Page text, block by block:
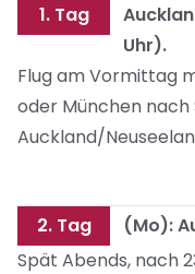
1. Tag
Uhr).
Flug am Vormittag
oder München
Auckland/
2. Tag
(Mo):
Spät Abends, nach